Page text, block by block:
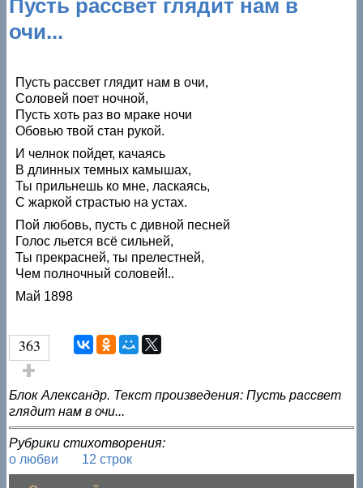
Пусть рассвет глядит нам в
очи...
Пусть рассвет глядит нам в очи,
Соловей поет ночной,
Пусть хоть раз во мраке ночи
Обовью твой стан рукой.
И челнок пойдет, качаясь
В длинных темных камышах,
Ты прильнешь ко мне, ласкаясь,
С жаркой страстью на устах.
Пой любовь, пусть с дивной песней
Голос льется всё сильней,
Ты прекрасней, ты прелестней,
Чем полночный соловей!..
Май 1898
363
Голос за!
Блок Александр. Текст произведения: Пусть рассвет
глядит нам в очи...
Рубрики стихотворения:
о любви
12 строк